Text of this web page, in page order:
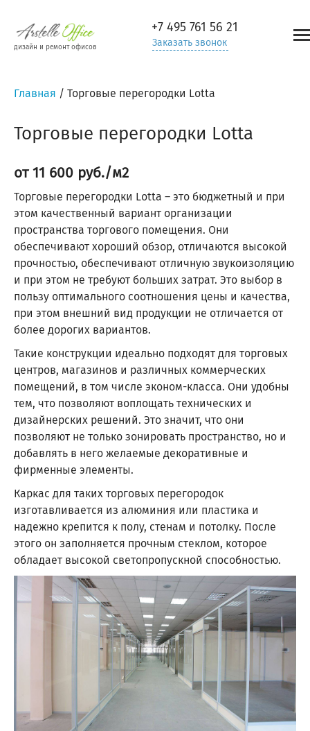
дизайн и ремонт офисов
+7 495761 56 21
Заказать звонок
Главная / Торговые перегородки Lotta
Торговые перегородки Lotta
от 11 600 руб./м2
Торговые перегородки Lotta – это бюджетный и при
этом качественный вариант организации
пространства торгового помещения. Они
обеспечивают хороший обзор, отличаются высокой
прочностью, обеспечивают отличную звукоизоляцию
и при этом не требуют больших затрат. Это выбор в
пользу оптимального соотношения цены и качества,
при этом внешний вид продукции не отличается от
более дорогих вариантов.
Такие конструкции идеально подходят для торговых
центров, магазинов и различных коммерческих
помещений, в том числе эконом-класса. Они удобны
тем, что позволяют воплощать технических и
дизайнерских решений. Это значит, что они
позволяют не только зонировать пространство, но и
добавлять в него желаемые декоративные и
фирменные элементы.
Каркас для таких торговых перегородок
изготавливается из алюминия или пластика и
надежно крепится к полу, стенам и потолку. После
этого он заполняется прочным стеклом, которое
обладает высокой светопропускной способностью.